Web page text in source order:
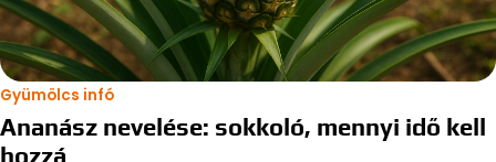
Gyümölcs infó
Ananász nevelése: sokkoló, mennyi idő kell
hozzá